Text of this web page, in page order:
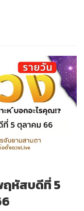
ฤหัสบดีที่ 5